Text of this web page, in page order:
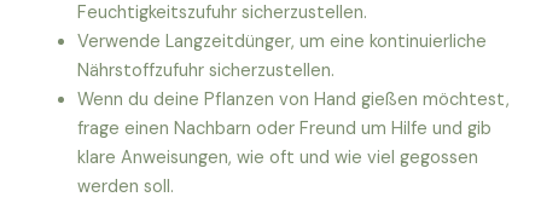
Feuchtigkeitszufuhr sicherzustellen.
Verwende Langzeitdünger, um eine kontinuierliche
Nährstoffzufuhr sicherzustellen.
Wenn du deine Pflanzen von Hand gießen möchtest,
frage einen Nachbarn oder Freund um Hilfe und gib
klare Anweisungen, wie oft und wie viel gegossen
werden soll.